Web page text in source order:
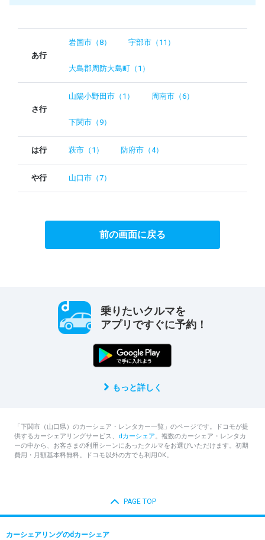
あ行
岩国市（8） 宇部市（11）
大島郡周防大島町（1）
さ行
山陽小野田市（1） 周南市（6）
下関市（9）
は行 萩市（1） 防府市（4）
や行 山口市（7）
前の画面に戻る
乗りたいクルマを
アプリですぐに予約！
もっと詳しく
「下関市（山口県）のカーシェア・レンタカー一覧」のページです。ドコモが提
供するカーシェアリングサービス、 dカーシェア。複数のカーシェア・レンタカ
ーの中から、お客さまの利用シーンにあったクルマをお選びいただけます。初期
費用・月額基本料無料。ドコモ以外の方でも利用OK。
PAGE TOP
カーシェアリングのdカーシェア